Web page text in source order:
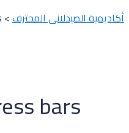
أكاديمية الصيدلانى المحترف>
bars